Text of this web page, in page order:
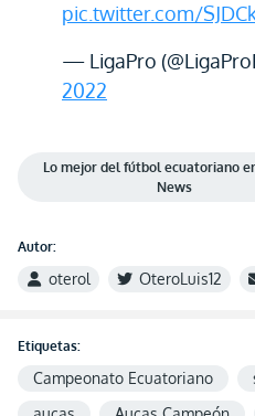
pic.twitter.com/
— LigaPro
2022
Lo mejor del fútbol ecuatoriano
News
Autor:
oterol OteroLuis12
Etiquetas:
Campeonato Ecuatoriano